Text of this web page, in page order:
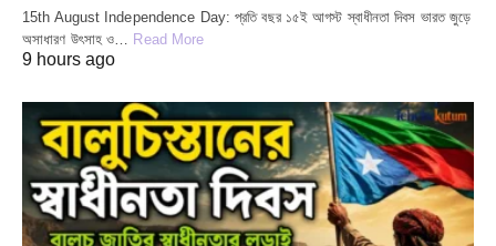
15th August Independence Day: প্রতি বছর ১৫ই আগস্ট স্বাধীনতা দিবস ভারত জুড়ে
অসাধারণ উৎসাহ ও… Read More
9 hours ago